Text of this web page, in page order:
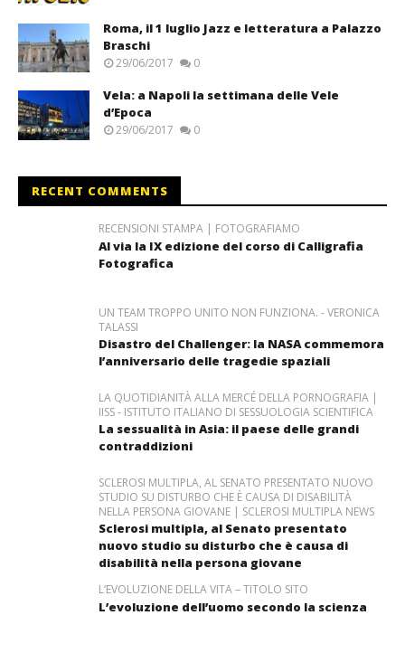
Roma, il 1 luglio Jazz e letteratura a Palazzo
Braschi
29/06/2017 0
Vela: a Napoli la settimana delle Vele
d’Epoca
29/06/2017 0
RECENT COMMENTS
RECENSIONI STAMPA | FOTOGRAFIAMO
Al via la IX edizione del corso di Calligrafia
Fotografica
UN TEAM TROPPO UNITO NON FUNZIONA. - VERONICA
TALASSI
Disastro del Challenger: la NASA commemora
l’anniversario delle tragedie spaziali
LA QUOTIDIANITÀ ALLA MERCÉ DELLA PORNOGRAFIA |
IISS - ISTITUTO ITALIANO DI SESSUOLOGIA SCIENTIFICA
La sessualità in Asia: il paese delle grandi
contraddizioni
SCLEROSI MULTIPLA, AL SENATO PRESENTATO NUOVO
STUDIO SU DISTURBO CHE È CAUSA DI DISABILITÀ
NELLA PERSONA GIOVANE | SCLEROSI MULTIPLA NEWS
Sclerosi multipla, al Senato presentato
nuovo studio su disturbo che è causa di
disabilità nella persona giovane
L’EVOLUZIONE DELLA VITA – TITOLO SITO
L’evoluzione dell’uomo secondo la scienza